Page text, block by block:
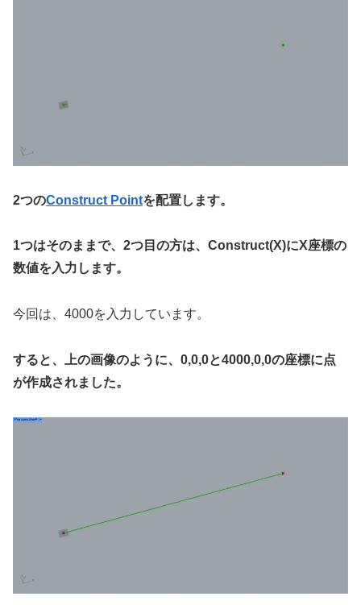
2つのConstruct Pointを配置します。
1つはそのままで、2つ目の方は、Construct(X)にX座標の
数値を入力します。
今回は、4000を入力しています。
すると、上の画像のように、0,0,0と4000,0,0の座標に点
が作成されました。